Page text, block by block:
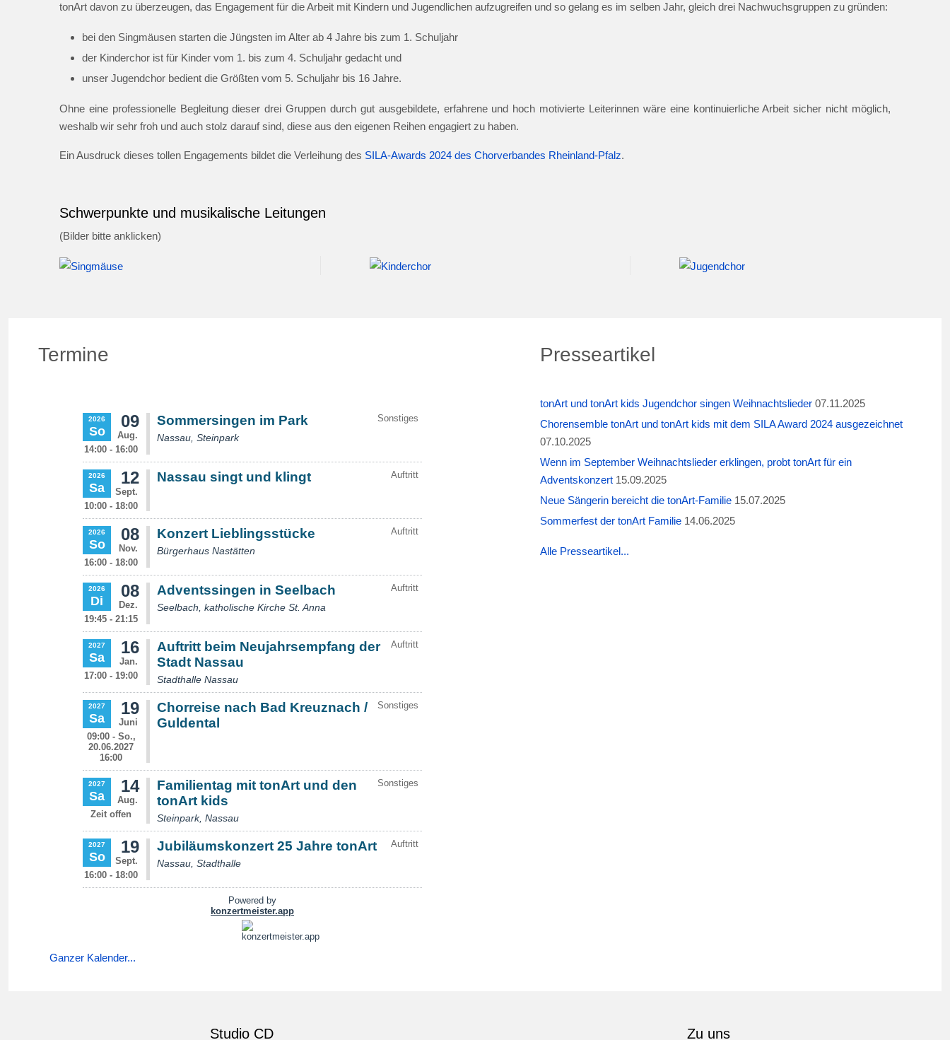
tonArt davon zu überzeugen, das Engagement für die Arbeit mit Kindern und Jugendlichen aufzugreifen und so gelang es im selben Jahr, gleich drei Nachwuchsgruppen zu gründen:
bei den Singmäusen starten die Jüngsten im Alter ab 4 Jahre bis zum 1. Schuljahr
der Kinderchor ist für Kinder vom 1. bis zum 4. Schuljahr gedacht und
unser Jugendchor bedient die Größten vom 5. Schuljahr bis 16 Jahre.
Ohne eine professionelle Begleitung dieser drei Gruppen durch gut ausgebildete, erfahrene und hoch motivierte Leiterinnen wäre eine kontinuierliche Arbeit sicher nicht möglich,
weshalb wir sehr froh und auch stolz darauf sind, diese aus den eigenen Reihen engagiert zu haben.
Ein Ausdruck dieses tollen Engagements bildet die Verleihung des SILA-Awards 2024 des Chorverbandes Rheinland-Pfalz.
Schwerpunkte und musikalische Leitungen
(Bilder bitte anklicken)
Termine
Ganzer Kalender...
Presseartikel
tonArt und tonArt kids Jugendchor singen Weihnachtslieder 07.11.2025
Chorensemble tonArt und tonArt kids mit dem SILA Award 2024 ausgezeichnet
07.10.2025
Wenn im September Weihnachtslieder erklingen, probt tonArt für ein
Adventskonzert 15.09.2025
Neue Sängerin bereicht die tonArt-Familie 15.07.2025
Sommerfest der tonArt Familie 14.06.2025
Alle Presseartikel...
Studio CD Zu uns